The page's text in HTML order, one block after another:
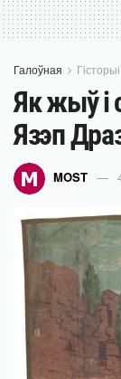
Галоўная Гісторыі
Як жыў і
Язэп
MOST